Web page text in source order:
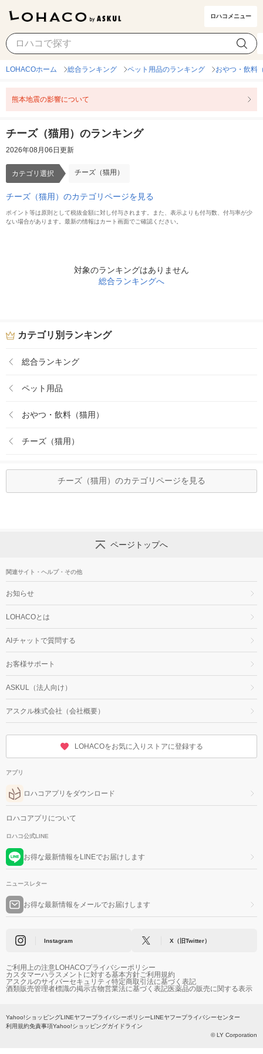
ロハコメニュー
チーズ（猫用） カテゴリ選択
LOHACOホーム 総合ランキング ペット用品のランキング おやつ・飲料
熊本地震の影響について
チーズ（猫用）のランキング
2026年08月06日更新
カテゴリ選択 チーズ（猫用）
チーズ（猫用）のカテゴリページを見る
ポイント等は原則として税抜金額に対し付与されます。また、表示よりも付与数、付与率が少
ない場合があります。最新の情報はカート画面でご確認ください。
対象のランキングはありません
総合ランキングへ
カテゴリ別ランキング
総合ランキング
ペット用品
おやつ・飲料（猫用）
チーズ（猫用）
チーズ（猫用）のカテゴリページを見る
ページトップへ
関連サイト・ヘルプ・その他
お知らせ
LOHACOとは
AIチャットで質問する
お客様サポート
ASKUL（法人向け）
アスクル株式会社（会社概要）
LOHACOをお気に入りストアに登録する
アプリ
ロハコアプリをダウンロード
ロハコアプリについて
ロハコ公式LINE
お得な最新情報をLINEでお届けします
ニュースレター
お得な最新情報をメールでお届けします
Instagram X（旧Twitter）
ご利用上の注意LOHACOプライバシーポリシー
カスタマーハラスメントに対する基本方針ご利用規約
アスクルのサイバーセキュリティ特定商取引法に基づく表記
酒類販売管理者標識の掲示古物営業法に基づく表記医薬品の販売に関する表示
Yahoo!ショッピングLINEヤフープライバシーポリシーLINEヤフープライバシーセンター
利用規約免責事項Yahoo!ショッピングガイドライン
© LY Corporation